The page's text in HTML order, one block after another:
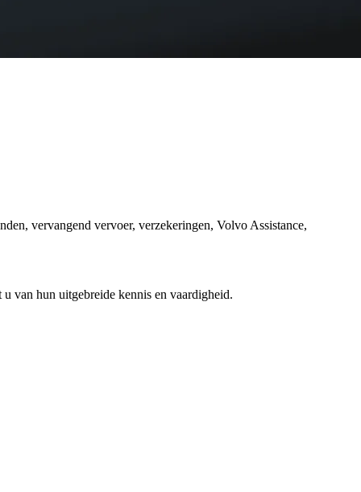
vervangend vervoer, verzekeringen, Volvo Assistance,
van hun uitgebreide kennis en vaardigheid.